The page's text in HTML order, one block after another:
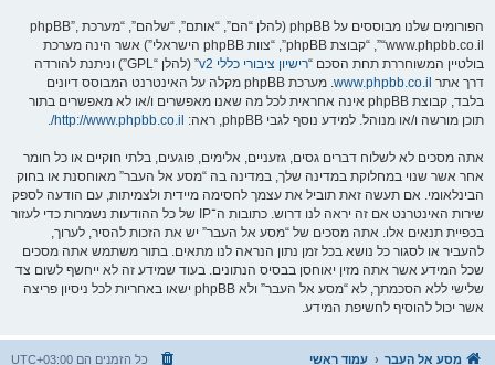
הפורומים שלנו מבוססים על phpBB (להלן “הם”, “אותם”, “שלהם”, “מערכת phpBB”,
“www.phpbb.co.il”, “קבוצת phpBB”, “צוות phpBB הישראלי”) אשר הינה מערכת
בולטיין המשוחררת תחת הסכם “רישיון ציבורי כללי v2
” (להלן “GPL”) וניתנת להורדה
דרך אתר www.phpbb.co.il
. מערכת phpBB מקלה על האינטרנט המבוסס דיונים
בלבד, קבוצת phpBB אינה אחראית לכל מה שאנו מאפשרים ו/או לא מאפשרים בתור
תוכן מורשה ו/או מנוהל. למידע נוסף לגבי phpBB, ראה:
http://www.phpbb.co.il/
.
אתה מסכים לא לשלוח דברים גסים, גזעניים, אלימים, פוגעים, בלתי חוקיים או כל חומר
אחר אשר שנוי במחלוקת במדינה שלך, במדינה בה “מסע אל העבר” מאוחסנת או בחוק
הבינלאומי. אם תעשה זאת תוביל את עצמך לחסימה מיידית ולצמיתות, עם הודעה לספק
שירות האינטרנט אם זה יראה לנו דרוש. כתובות ה־IP של כל ההודעות נשמרות כדי לעזור
בכפיית תנאים אלו. אתה מסכים של “מסע אל העבר” יש את הזכות להסיר, לערוך,
להעביר או לסגור כל נושא בכל זמן נתון הנראה לנו מתאים. בתור משתמש אתה מסכים
שכל המידע אשר אתה מזין יאוחסן בבסיס הנתונים. בעוד שמידע זה לא ייחשף לשום צד
שלישי ללא הסכמתך, לא “מסע אל העבר” ולא phpBB ישאו באחריות לכל ניסיון פריצה
אשר יכול להוסיף לחשיפת המידע.
מסע אל העבר עמוד ראשי כל הזמנים הם UTC+03:00